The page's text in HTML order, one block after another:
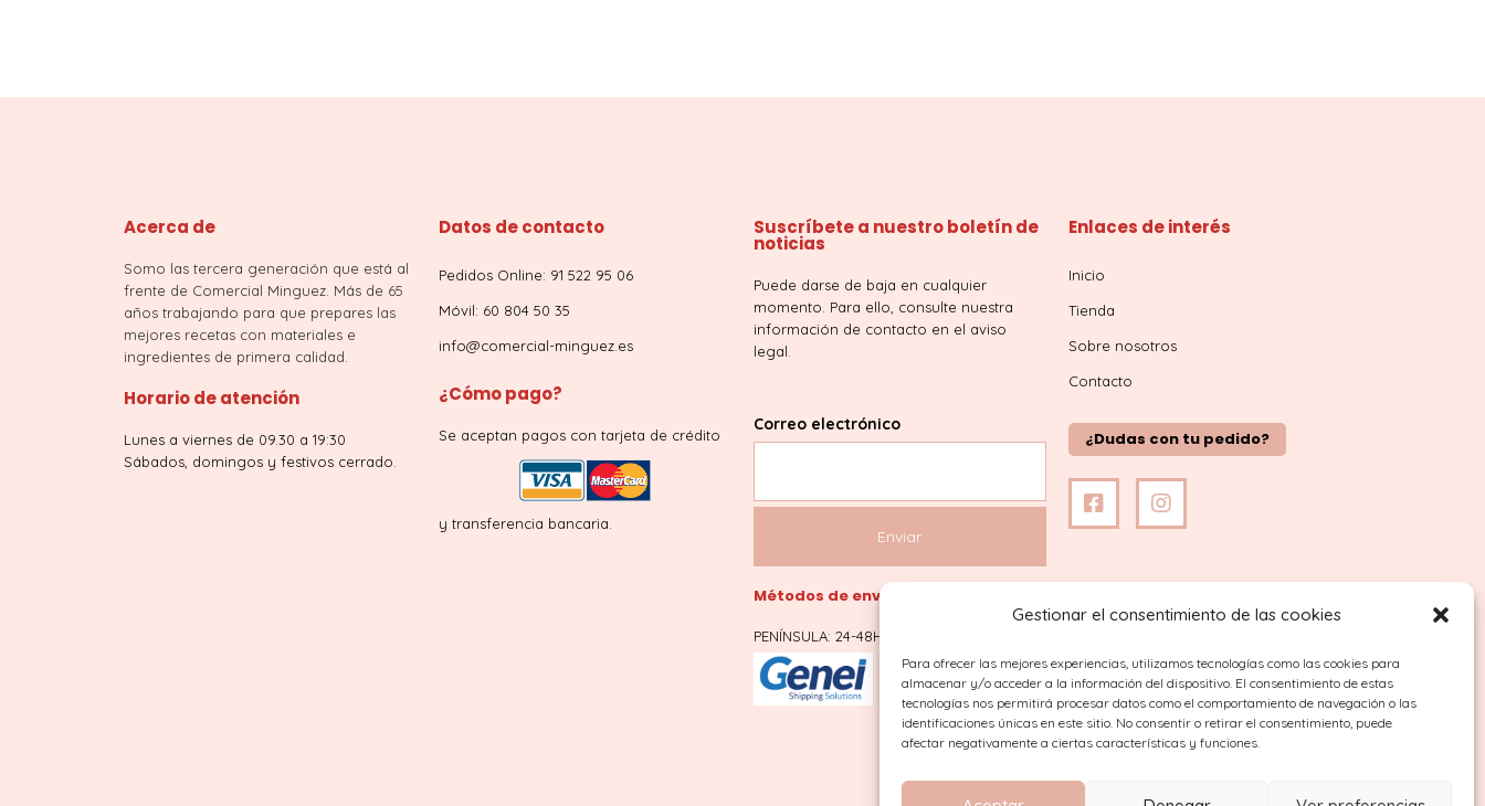
Gestionar el consentimiento de las cookies
Para ofrecer las mejores experiencias, utilizamos tecnologías como las cookies para
almacenar y/o acceder a la información del dispositivo. El consentimiento de estas
tecnologías nos permitirá procesar datos como el comportamiento de navegación o las
identificaciones únicas en este sitio. No consentir o retirar el consentimiento, puede
afectar negativamente a ciertas características y funciones.
Acerca de
Somo las tercera generación que está al
frente de Comercial Minguez. Más de 65
años trabajando para que prepares las
mejores recetas con materiales e
ingredientes de primera calidad.
Horario de atención
Lunes a viernes de 09.30 a 19:30
Sábados, domingos y festivos cerrado.
Datos de contacto
Pedidos Online: 91 522 95 06
Móvil: 60 804 50 35
info@comercial-minguez.es
¿Cómo pago?
Se aceptan pagos con tarjeta de crédito
y transferencia bancaria.
Suscríbete a nuestro boletín de
noticias
Puede darse de baja en cualquier
momento. Para ello, consulte nuestra
información de contacto en el aviso
legal.
Correo electrónico
Métodos de envío
PENÍNSULA: 24-48H
Enlaces de interés
Inicio
Tienda
Sobre nosotros
Contacto
¿Dudas con tu pedido?